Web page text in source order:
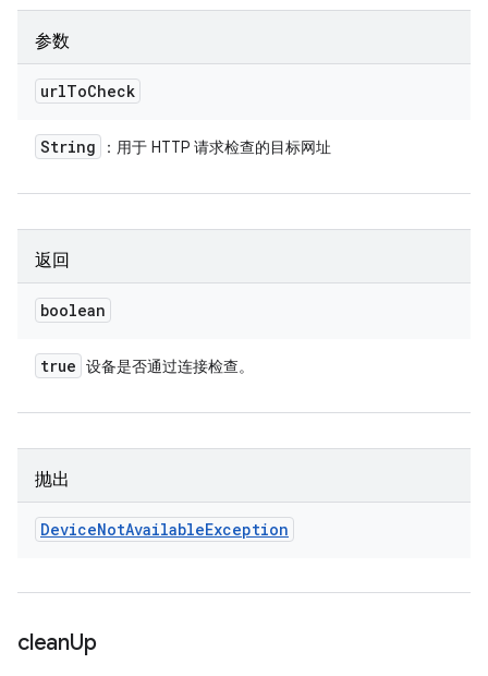
参数
urlToCheck
String ：用于 HTTP 请求检查的目标网址
返回
boolean
true 设备是否通过连接检查。
抛出
DeviceNotAvailableException
cleanUp